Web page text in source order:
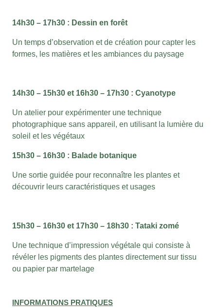
14h30 – 17h30 : Dessin en forêt
Un temps d’observation et de création pour capter les
formes, les matières et les ambiances du paysage
14h30 – 15h30 et 16h30 – 17h30 : Cyanotype
Un atelier pour expérimenter une technique
photographique sans appareil, en utilisant la lumière du
soleil et les végétaux
15h30 – 16h30 : Balade botanique
Une sortie guidée pour reconnaître les plantes et
découvrir leurs caractéristiques et usages
15h30 – 16h30 et 17h30 – 18h30 : Tataki zomé
Une technique d’impression végétale qui consiste à
révéler les pigments des plantes directement sur tissu
ou papier par martelage
INFORMATIONS PRATIQUES